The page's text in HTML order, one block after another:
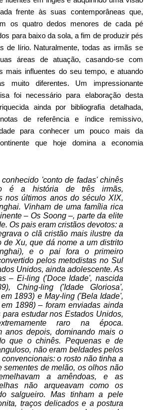
frente às suas contemporâneas que,
os quatro dedos menores de cada pé
para baixo da sola, a fim de produzir pés
de lírio. Naturalmente, todas as irmãs se
áreas de atuação, casando-se com
mais influentes do seu tempo, e atuando
muito diferentes. Um impressionante
foi necessário para elaboração desta
ainda por bibliografia detalhada,
de referência e índice remissivo,
para conhecer um pouco mais da
que hoje domina a economia
conhecido 'conto de fadas' chinês
é a história de três irmãs,
nos últimos anos do século XIX,
Vinham de uma família rica
– Os Soong –, parte da elite
Os pais eram cristãos devotos: a
o clã cristão mais ilustre da
de Xu, que dá nome a um distrito
e o pai fora o primeiro
pelos metodistas no Sul
Unidos, ainda adolescente. As
– Ei-ling ('Doce Idade', nascida
Ching-ling ('Idade Gloriosa',
1893) e May-ling ('Bela Idade',
1898) – foram enviadas ainda
para estudar nos Estados Unidos,
raro na época.
anos depois, dominando mais o
que o chinês. Pequenas e de
não eram beldades pelos
o rosto não tinha a
sementes de melão, os olhos não
a amêndoas, e as
não arqueavam como os
salgueiro. Mas tinham a pele
traços delicados e a postura